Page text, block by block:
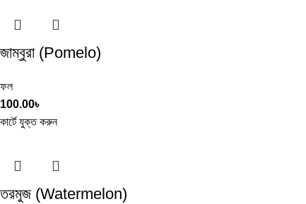
জাম্বুরা (Pomelo)
ফল
100.00৳
কার্টে যুক্ত করুন
তরমুজ (Watermelon)